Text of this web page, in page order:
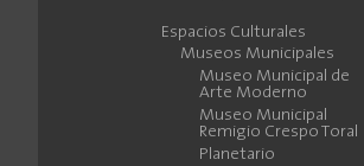
Espacios Culturales
Museos Municipales
Museo Municipal de
Arte Moderno
Museo Municipal
Remigio Crespo Toral
Planetario